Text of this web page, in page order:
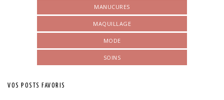
MANUCURES
MAQUILLAGE
MODE
SOINS
VOS POSTS FAVORIS